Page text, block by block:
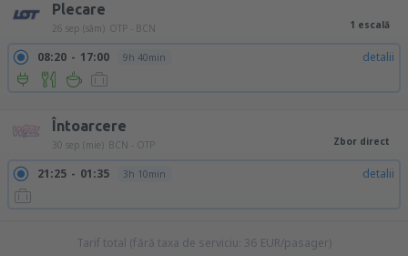
Plecare
26 sep (sâm) OTP - BCN 1 escală
08:20 17:00 9h 40min detalii
Întoarcere
30 sep (mie) BCN - OTP Zbor direct
21:25 01:35 3h 10min detalii
Tarif total (fără taxa de serviciu: 36 EUR/pasager)